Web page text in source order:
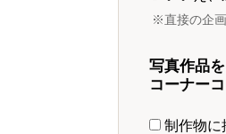
※直接の企
写真作品
コーナー
制作物に